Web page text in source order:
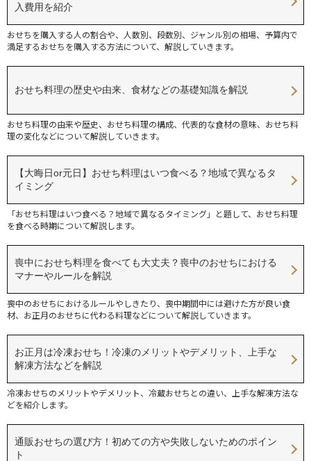
入費用を紹介
おせちを購入する人の割合や、人数別、段数別、ジャンル別の相場、予算内で
満足するおせちを購入する方法について、解説していきます。
おせち料理の歴史や由来、食材などの基礎知識を解説
おせち料理の由来や歴史、おせち料理の構成、代表的な食材の意味、おせち料
理の変化などについて解説していきます。
【大晦日or元日】おせち料理はいつ食べる？地域で異なるタ
イミング
「おせち料理はいつ食べる？地域で異なるタイミング」と題して、おせち料理
を食べる時期について解説します。
喪中におせち料理を食べても大丈夫？喪中のおせちにおける
マナーやルールを解説
喪中のおせちにおけるルールやしきたり、喪中期間中には避けた方が良い食
材、お正月のおせちに代わる料理などについて解説していきます。
お正月は冷凍おせち！冷凍のメリットやデメリット、上手な
解凍方法などを解説
冷凍おせちのメリットやデメリット、冷蔵おせちとの違い、上手な解凍方法な
どを紹介します。
通販おせちの選び方！初めての方や失敗しないためのポイン
ト